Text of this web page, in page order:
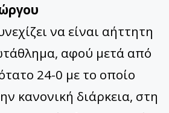
να είναι αήττητη
αφού μετά από
24-0 με το οποίο
κανονική διάρκεια, στη